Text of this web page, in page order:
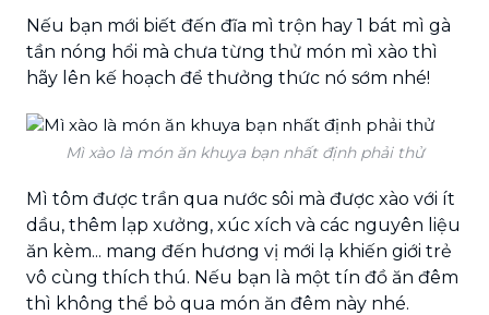
Nếu bạn mới biết đến đĩa mì trộn hay 1 bát mì gà
tần nóng hổi mà chưa từng thử món mì xào thì
hãy lên kế hoạch để thưởng thức nó sớm nhé!
Mì xào là món ăn khuya bạn nhất định phải thử
Mì tôm được trần qua nước sôi mà được xào với ít
dầu, thêm lạp xưởng, xúc xích và các nguyên liệu
ăn kèm... mang đến hương vị mới lạ khiến giới trẻ
vô cùng thích thú. Nếu bạn là một tín đồ ăn đêm
thì không thể bỏ qua món ăn đêm này nhé.